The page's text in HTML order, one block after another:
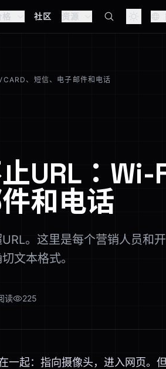
格 社区 资源
、短信、电子邮件和电话
URL：
和电话
。这里是每个营销人员和
文本格式。
读 225
一起：指向摄像头，进入网页